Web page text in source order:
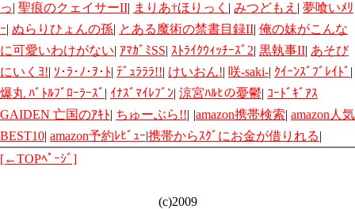
っ| 聖痕のクェイサーII| まりあ†ほりっく | みつどもえ | 夢喰いﾒﾘ
ｰ| ぬらりひょんの孫| とある魔術の禁書目録II| 俺の妹がこんな
に可愛いわけがない| ｱﾏｶﾞﾐSS| ｽﾄﾗｲｸｳｨｯﾁｰｽﾞ2| 黒執事II| あそび
にいくﾖ!| ｿ･ﾗ･ﾉ･ｦ･ﾄ| ﾃﾞｭﾗﾗﾗ!!| けいおん!| 咲-saki-| ｸｲｰﾝｽﾞﾌﾞﾚｲﾄﾞ |
爆丸 ﾊﾞﾄﾙﾌﾞﾛｰﾗｰｽﾞ | ｲﾅｽﾞﾏｲﾚﾌﾞﾝ| 涼宮ﾊﾙﾋの憂鬱| ｺｰﾄﾞｷﾞｱｽ
GAIDEN 亡国のｱｷﾄ| ちゅーぶら!!| |amazon携帯検索| amazon人気
BEST10| amazon予約ﾚﾋﾞｭｰ|携帯からｽｸﾞにお金が借りれる|
[←TOPﾍﾟｰｼﾞ]
(c)2009